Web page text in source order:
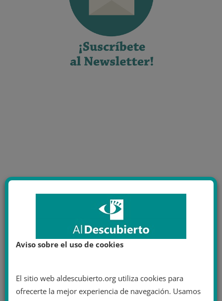
Aviso sobre el uso de cookies
El sitio web aldescubierto.org utiliza cookies para
ofrecerte la mejor experiencia de navegación. Usamos